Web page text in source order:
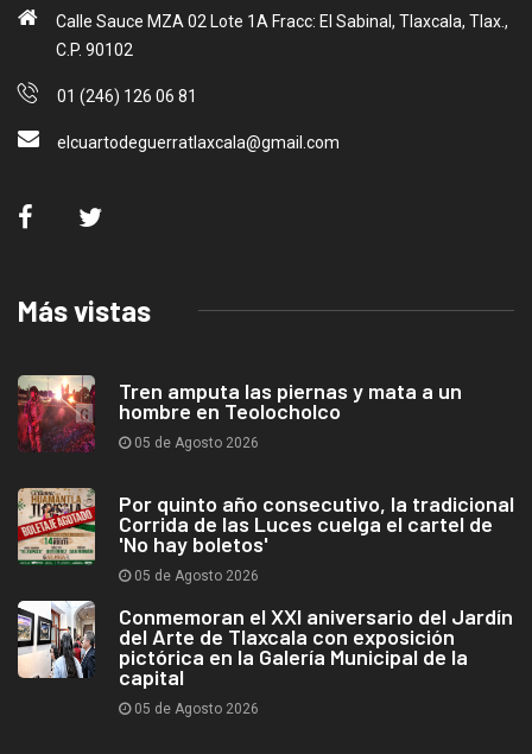
Calle Sauce MZA 02 Lote 1A Fracc: El Sabinal, Tlaxcala, Tlax.,
C.P. 90102
01 (246) 126 06 81
elcuartodeguerratlaxcala@gmail.com
Más vistas
Tren amputa las piernas y mata a un
hombre en Teolocholco
05 de Agosto 2026
Por quinto año consecutivo, la tradicional
Corrida de las Luces cuelga el cartel de
'No hay boletos'
05 de Agosto 2026
Conmemoran el XXI aniversario del Jardín
del Arte de Tlaxcala con exposición
pictórica en la Galería Municipal de la
capital
05 de Agosto 2026